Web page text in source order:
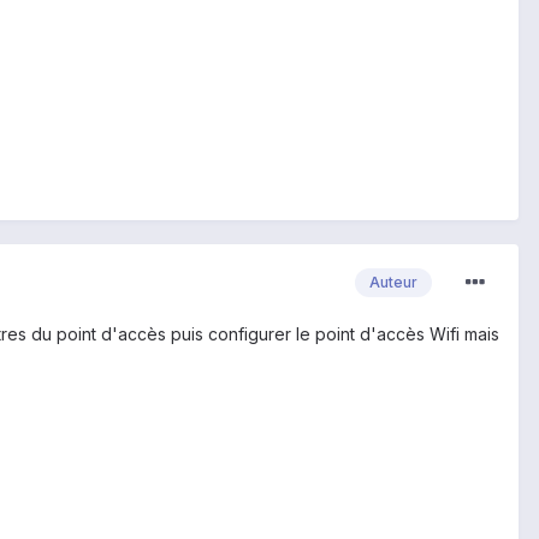
Auteur
du point d'accès puis configurer le point d'accès Wifi mais